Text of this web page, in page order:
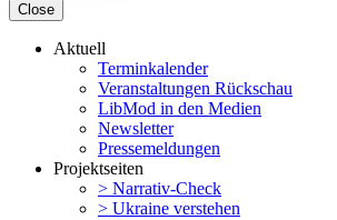
Close
Aktuell
Termin­ka­lender
Veran­stal­tungen Rückschau
LibMod in den Medien
Newsletter
Presse­mel­dungen
Projekt­seiten
> Narrativ-Check
> Ukraine verstehen